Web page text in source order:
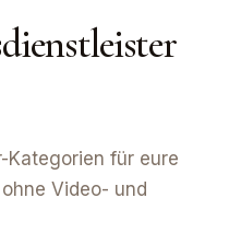
Kategorien für eure
Video- und